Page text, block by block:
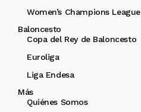
Women’s Champions League
Baloncesto
Copa del Rey de Baloncesto
Euroliga
Liga Endesa
Más
Quiénes Somos